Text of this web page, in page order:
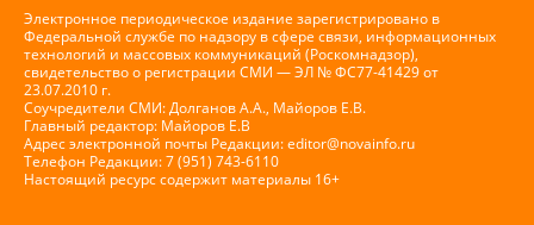
Электронное периодическое издание зарегистрировано в
Федеральной службе по надзору в сфере связи, информационных
технологий и массовых коммуникаций (Роскомнадзор),
свидетельство о регистрации СМИ — ЭЛ № ФС77-41429 от
23.07.2010 г.
Соучредители СМИ: Долганов А.А., Майоров Е.В.
Главный редактор: Майоров Е.В
Адрес электронной почты Редакции:editor@novainfo.ru
Телефон Редакции: 7 (951) 743-6110
Настоящий ресурс содержит материалы 16+